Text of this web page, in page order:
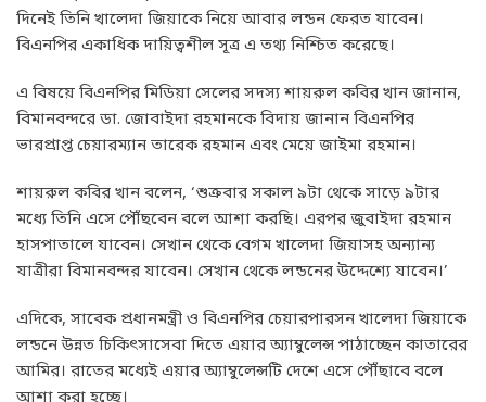
দিনেই তিনি খালেদা জিয়াকে নিয়ে আবার লন্ডন ফেরত যাবেন।
বিএনপির একাধিক দায়িত্বশীল সূত্র এ তথ্য নিশ্চিত করেছে।
এ বিষয়ে বিএনপির মিডিয়া সেলের সদস্য শায়রুল কবির খান জানান,
বিমানবন্দরে ডা. জোবাইদা রহমানকে বিদায় জানান বিএনপির
ভারপ্রাপ্ত চেয়ারম্যান তারেক রহমান এবং মেয়ে জাইমা রহমান।
শায়রুল কবির খান বলেন, ‘শুক্রবার সকাল ৯টা থেকে সাড়ে ৯টার
মধ্যে তিনি এসে পৌঁছবেন বলে আশা করছি। এরপর জুবাইদা রহমান
হাসপাতালে যাবেন। সেখান থেকে বেগম খালেদা জিয়াসহ অন্যান্য
যাত্রীরা বিমানবন্দর যাবেন। সেখান থেকে লন্ডনের উদ্দেশ্যে যাবেন।’
এদিকে, সাবেক প্রধানমন্ত্রী ও বিএনপির চেয়ারপারসন খালেদা জিয়াকে
লন্ডনে উন্নত চিকিৎসাসেবা দিতে এয়ার অ্যাম্বুলেন্স পাঠাচ্ছেন কাতারের
আমির। রাতের মধ্যেই এয়ার অ্যাম্বুলেন্সটি দেশে এসে পৌঁছাবে বলে
আশা করা হচ্ছে।